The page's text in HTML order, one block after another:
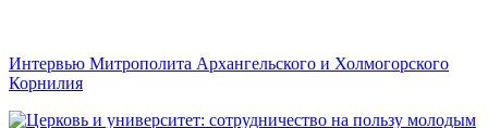
Интервью Митрополита Архангельского и Холмогорского
Корнилия